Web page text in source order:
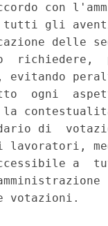
con
a tutti gli
delle
richiedere,
ogni
la
di
lavoratori,
a
votazioni.